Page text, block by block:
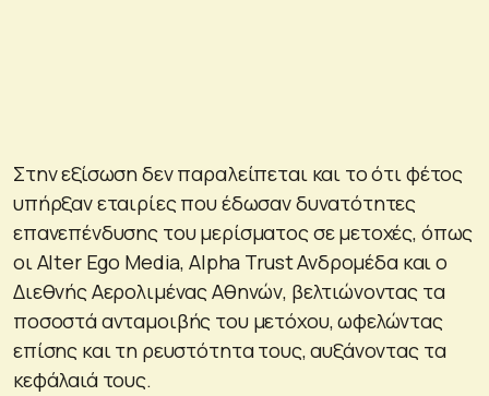
Στην εξίσωση δεν παραλείπεται και το ότι φέτος
υπήρξαν εταιρίες που έδωσαν δυνατότητες
επανεπένδυσης του μερίσματος σε μετοχές, όπως
οι Alter Ego Media, Alpha Trust Ανδρομέδα και ο
Διεθνής Αερολιμένας Αθηνών, βελτιώνοντας τα
ποσοστά ανταμοιβής του μετόχου, ωφελώντας
επίσης και τη ρευστότητα τους, αυξάνοντας τα
κεφάλαιά τους.